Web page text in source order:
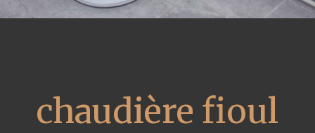
chaudière fioul